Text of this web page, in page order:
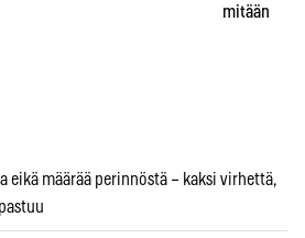
mitään
eikä määrää perinnöstä – kaksi virhettä,